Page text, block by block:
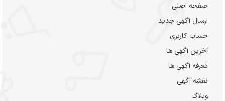
صفحه اصلی
ارسال‌ آگهی جدید
حساب کاربری
آخرین آگهی ها
تعرفه آگهی ها
نقشه آگهی
وبلاگ